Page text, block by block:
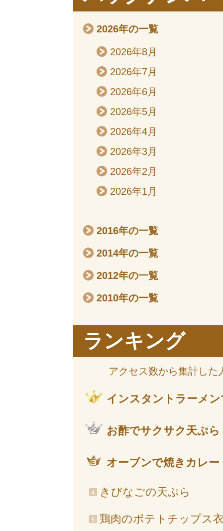
2026年の一覧
2026年8月
2026年7月
2026年6月
2026年5月
2026年4月
2026年3月
2026年2月
2026年1月
2016年の一覧
2014年の一覧
2012年の一覧
2010年の一覧
ランキング
アクセス数から集計した
インスタントラーメ
お酢でサクサク天ぷら
オーブンで焼きカレー
きびなごの天ぷら
鶏肉のポテトチップス